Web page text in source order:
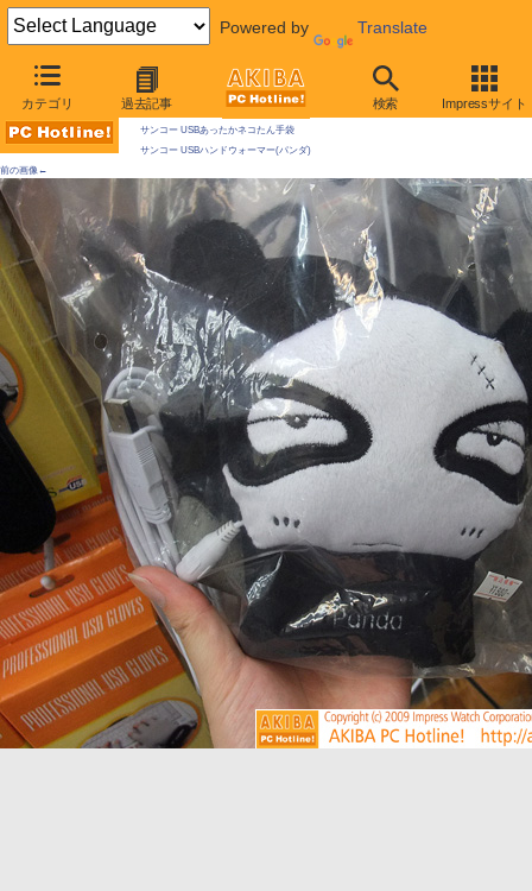
Powered by Translate
カテゴリ 過去記事 検索 Impressサイト
AKIBA PC Hotline! 2009年11月28日号
今週見つけた新製品：そのほか
サンコー USBあったかネコたん手袋
サンコー USBハンドウォーマー(パンダ)
前の画像←